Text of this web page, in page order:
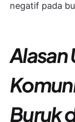
negatif pada
Alasan
Buruk